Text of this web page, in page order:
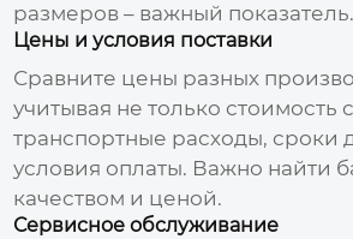
размеров – важный показатель.
Цены и условия поставки
Сравните цены разных
учитывая не только стоимость
транспортные расходы, сроки
условия оплаты. Важно найти
качеством и ценой.
Сервисное обслуживание